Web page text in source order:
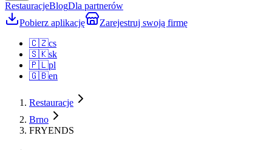
RestauracjeBlogDla partnerów
Pobierz aplikację
Zarejestruj swoją firmę
🇨🇿cs
🇸🇰sk
🇵🇱pl
🇬🇧en
Restauracje
Brno
FRYENDS